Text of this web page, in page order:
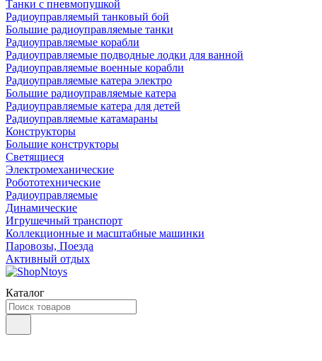
Танки с пневмопушкой
Радиоуправляемый танковый бой
Большие радиоуправляемые танки
Радиоуправляемые корабли
Радиоуправляемые подводные лодки для ванной
Радиоуправляемые военные корабли
Радиоуправляемые катера электро
Большие радиоуправляемые катера
Радиоуправляемые катера для детей
Радиоуправляемые катамараны
Конструкторы
Большие конструкторы
Светящиеся
Электромеханические
Робототехнические
Радиоуправляемые
Динамические
Игрушечный транспорт
Коллекционные и масштабные машинки
Паровозы, Поезда
Активный отдых
Каталог